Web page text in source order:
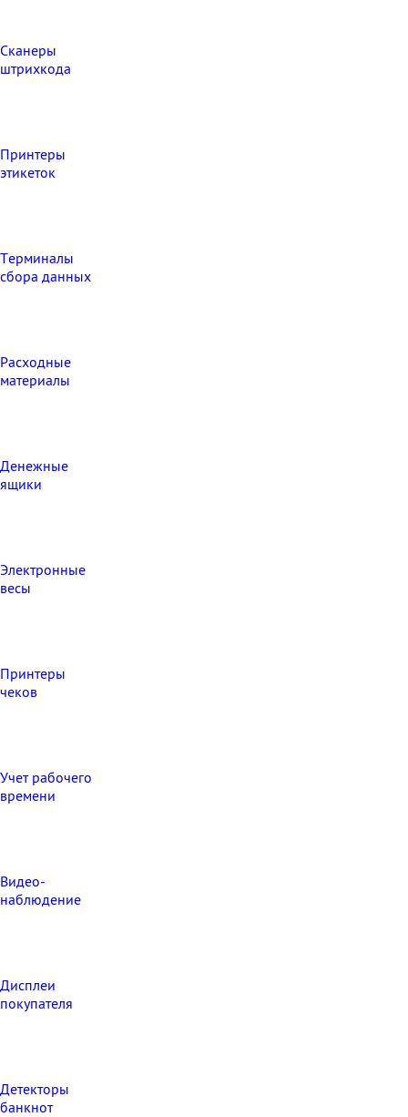
Сканеры
штрихкода
Принтеры
этикеток
Терминалы
сбора данных
Расходные
материалы
Денежные
ящики
Электронные
весы
Принтеры
чеков
Учет рабочего
времени
Видео‑
наблюдение
Дисплеи
покупателя
Детекторы
банкнот